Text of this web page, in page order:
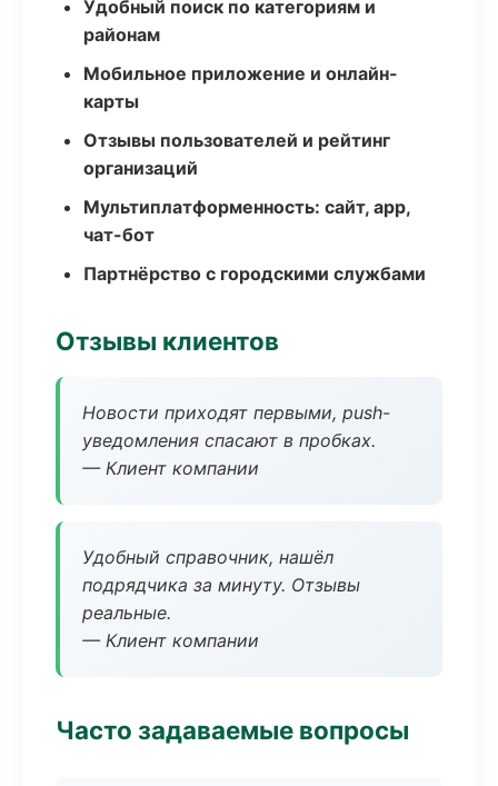
Удобный поиск по категориям и
районам
Мобильное приложение и онлайн-
карты
Отзывы пользователей и рейтинг
организаций
Мультиплатформенность: сайт, app,
чат-бот
Партнёрство с городскими службами
Отзывы клиентов
Новости приходят первыми, push-
уведомления спасают в пробках.
— Клиент компании
Удобный справочник, нашёл
подрядчика за минуту. Отзывы
реальные.
— Клиент компании
Часто задаваемые вопросы